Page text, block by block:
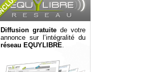
Diffusion gratuite de votre
annonce sur l’intégralité du
réseau EQUYLIBRE.